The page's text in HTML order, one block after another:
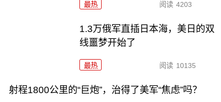
最热 阅读 4203
1.3万俄军直插日本海，美日的双
线噩梦开始了
最热 阅读 10135
射程1800公里的“巨炮”，治得了美军“焦虑”吗？